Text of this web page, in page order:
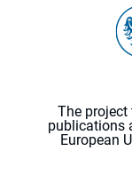
The
publications
European